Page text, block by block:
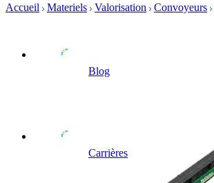
Blog
Carrières
Accueil
Materiels Valorisation Convoyeurs